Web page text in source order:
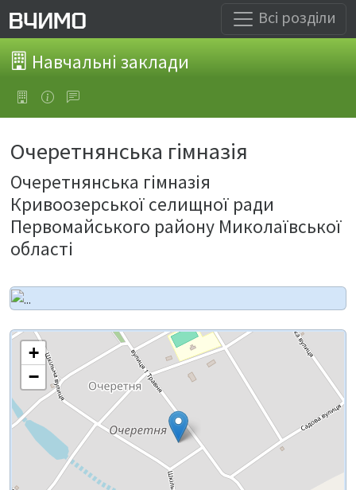
Всі розділи
Навчальні заклади
Очеретнянська гімназія
Очеретнянська гімназія
Кривоозерської селищної ради
Первомайського району Миколаївської
області
+
−